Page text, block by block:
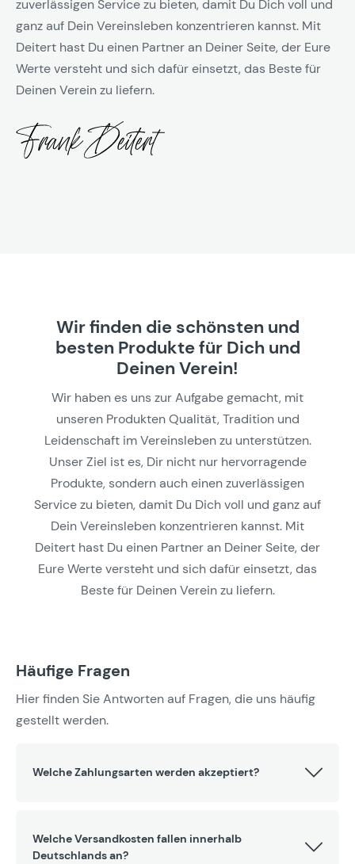
zuverlässigen Service zu bieten, damit Du Dich voll und
ganz auf Dein Vereinsleben konzentrieren kannst. Mit
Deitert hast Du einen Partner an Deiner Seite, der Eure
Werte versteht und sich dafür einsetzt, das Beste für
Deinen Verein zu liefern.
Wir finden die schönsten und
besten Produkte für Dich und
Deinen Verein!
Wir haben es uns zur Aufgabe gemacht, mit
unseren Produkten Qualität, Tradition und
Leidenschaft im Vereinsleben zu unterstützen.
Unser Ziel ist es, Dir nicht nur hervorragende
Produkte, sondern auch einen zuverlässigen
Service zu bieten, damit Du Dich voll und ganz auf
Dein Vereinsleben konzentrieren kannst. Mit
Deitert hast Du einen Partner an Deiner Seite, der
Eure Werte versteht und sich dafür einsetzt, das
Beste für Deinen Verein zu liefern.
Häufige Fragen
Hier finden Sie Antworten auf Fragen, die uns häufig
gestellt werden.
Welche Zahlungsarten werden akzeptiert?
Welche Versandkosten fallen innerhalb
Deutschlands an?